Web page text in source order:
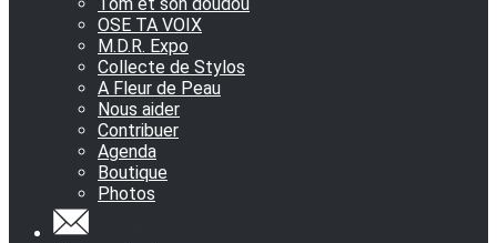
OSE TA VOIX
M.D.R. Expo
Collecte de Stylos
A Fleur de Peau
Nous aider
Contribuer
Agenda
Boutique
Photos